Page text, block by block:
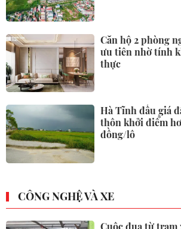
Căn hộ 2 phòng
ưu tiên nhờ tính
thực
Hà Tĩnh đấu giá
thôn khởi điểm
đồng/lô
CÔNG NGHỆ VÀ XE
Cuộc đua từ trạm